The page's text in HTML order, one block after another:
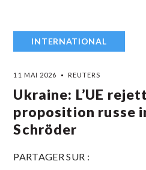
INTERNATIONAL
11 MAI 2026 REUTERS
Ukraine: L’UE
proposition russe
Schröder
PARTAGER SUR :